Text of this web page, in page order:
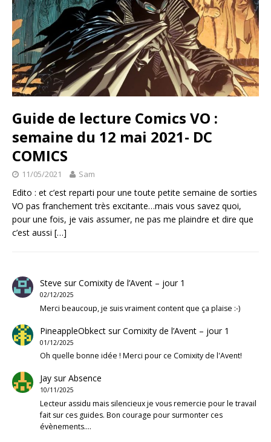
Guide de lecture Comics VO :
semaine du 12 mai 2021- DC
COMICS
11/05/2021 Sam
Edito : et c’est reparti pour une toute petite semaine de sorties
VO pas franchement très excitante…mais vous savez quoi,
pour une fois, je vais assumer, ne pas me plaindre et dire que
c’est aussi […]
Steve surComixity de l’Avent – jour 1
02/12/2025
Merci beaucoup, je suis vraiment content que ça plaise :-)
PineappleObkectsurComixity de l’Avent – jour 1
01/12/2025
Oh quelle bonne idée ! Merci pour ce Comixity de l'Avent!
JaysurAbsence
10/11/2025
Lecteur assidu mais silencieux je vous remercie pour le travail
fait sur ces guides. Bon courage pour surmonter ces
évènements.…